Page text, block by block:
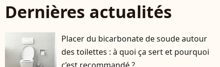
Dernières actualités
Placer du bicarbonate de soude autour
des toilettes : à quoi ça sert et pourquoi